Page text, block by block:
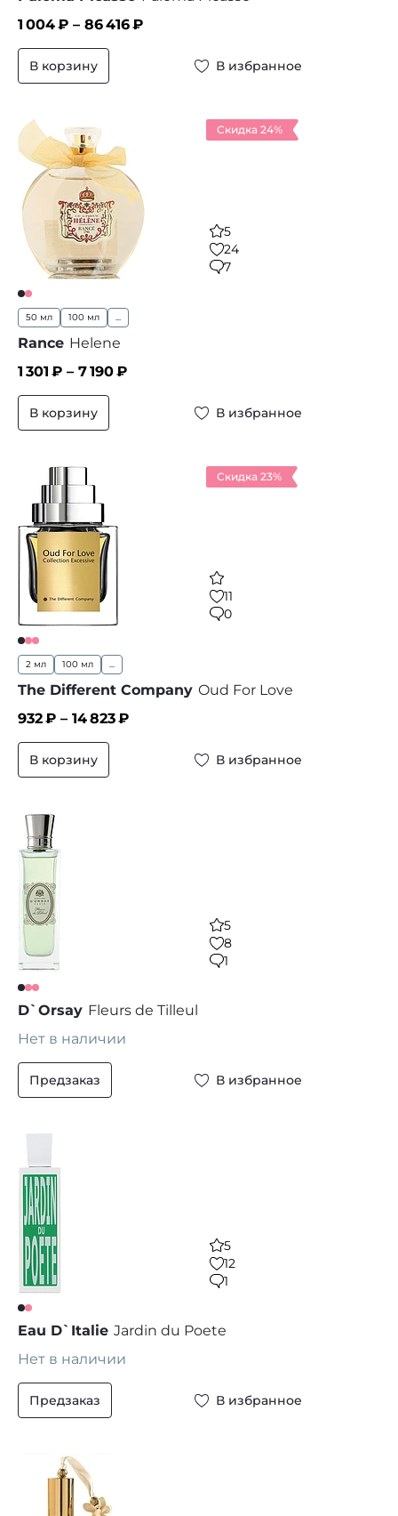
1 004₽ – 86 416₽
В корзину В избранное
Скидка 24%
5
24
7
50 мл 100 мл ...
Rance Helene
1 301 ₽ – 7 190₽
В корзину В избранное
Скидка 23%
11
0
2 мл 100 мл ...
The Different Company Oud For Love
932₽ – 14 823₽
В корзину В избранное
5
8
1
D`Orsay Fleurs de Tilleul
Нет в наличии
Предзаказ В избранное
5
12
1
Eau D`Italie Jardin du Poete
Нет в наличии
Предзаказ В избранное